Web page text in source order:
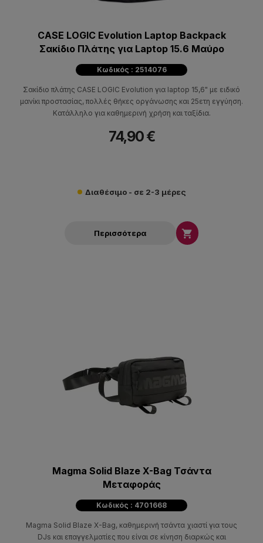
CASE LOGIC Evolution Laptop Backpack
Σακίδιο Πλάτης για Laptop 15.6 Μαύρο
Κωδικός : 2514076
Σακίδιο πλάτης CASE LOGIC Evolution για laptop 15,6" με ειδικό
μανίκι προστασίας, πολλές θήκες οργάνωσης και 25ετη εγγύηση.
Κατάλληλο για καθημερινή χρήση και ταξίδια.
74,90 €
Διαθέσιμο - σε 2-3 μέρες
Περισσότερα 
Magma Solid Blaze X-Bag Τσάντα
Μεταφοράς
Κωδικός : 4701668
Magma Solid Blaze X-Bag, καθημερινή τσάντα χιαστί για τους
DJs και επαγγελματίες που είναι σε κίνηση διαρκώς και